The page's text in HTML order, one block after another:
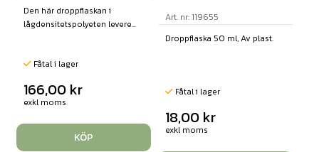
Den här droppflaskan i
lågdensitetspolyeten levere...
Fåtal i lager
166,00 kr
exkl moms
KÖP
Art. nr: 119655
Droppflaska 50 ml, Av plast.
Fåtal i lager
18,00 kr
exkl moms